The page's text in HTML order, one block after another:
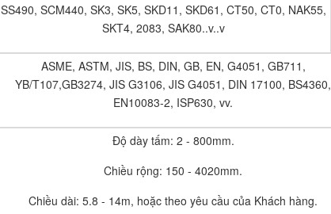
SS490, SCM440, SK3, SK5, SKD11, SKD61, CT50, CT0, NAK55,
SKT4, 2083, SAK80..v..v
ASME, ASTM, JIS, BS, DIN, GB, EN, G4051, GB711,
YB/T107,GB3274, JIS G3106, JIS G4051, DIN 17100, BS4360,
EN10083-2, ISP630, vv.
Độ dày tấm: 2 - 800mm.
Chiều rộng: 150 - 4020mm.
Chiều dài: 5.8 - 14m, hoặc theo yêu cầu của Khách hàng.